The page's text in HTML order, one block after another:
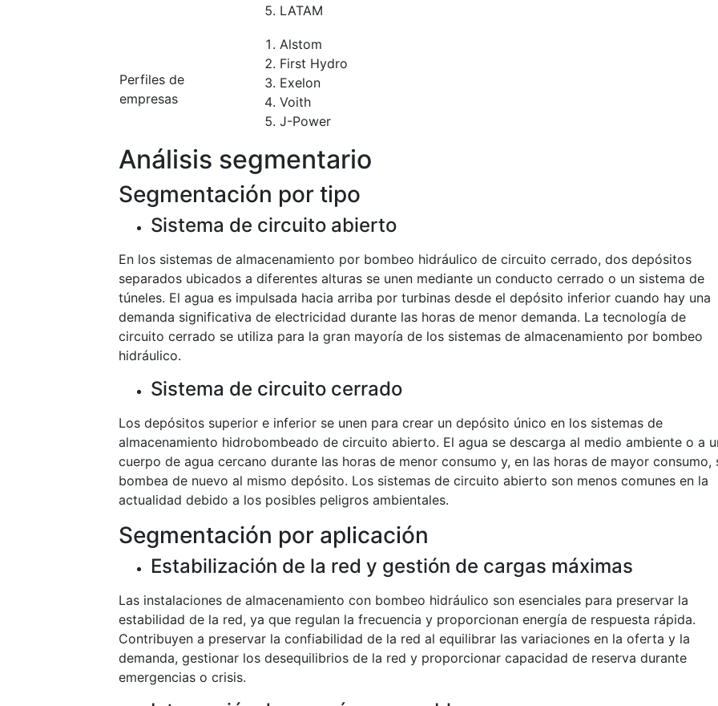
LATAM
Perfiles de
empresas
Alstom
First Hydro
Exelon
Voith
J-Power
Análisis segmentario
Segmentación por tipo
Sistema de circuito abierto
En los sistemas de almacenamiento por bombeo hidráulico de circuito cerrado, dos depósitos
separados ubicados a diferentes alturas se unen mediante un conducto cerrado o un sistema de
túneles. El agua es impulsada hacia arriba por turbinas desde el depósito inferior cuando hay una
demanda significativa de electricidad durante las horas de menor demanda. La tecnología de
circuito cerrado se utiliza para la gran mayoría de los sistemas de almacenamiento por bombeo
hidráulico.
Sistema de circuito cerrado
Los depósitos superior e inferior se unen para crear un depósito único en los sistemas de
almacenamiento hidrobombeado de circuito abierto. El agua se descarga al medio ambiente o a
cuerpo de agua cercano durante las horas de menor consumo y, en las horas de mayor consumo,
bombea de nuevo al mismo depósito. Los sistemas de circuito abierto son menos comunes en la
actualidad debido a los posibles peligros ambientales.
Segmentación por aplicación
Estabilización de la red y gestión de cargas máximas
Las instalaciones de almacenamiento con bombeo hidráulico son esenciales para preservar la
estabilidad de la red, ya que regulan la frecuencia y proporcionan energía de respuesta rápida.
Contribuyen a preservar la confiabilidad de la red al equilibrar las variaciones en la oferta y la
demanda, gestionar los desequilibrios de la red y proporcionar capacidad de reserva durante
emergencias o crisis.